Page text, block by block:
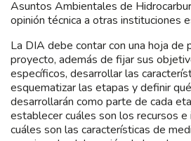
Asuntos Ambientales de
opinión técnica a otras instituciones
La DIA debe contar con una hoja de
proyecto, además de fijar sus
específicos, desarrollar las
esquematizar las etapas y definir
desarrollarán como parte de cada
establecer cuáles son los recursos e
cuáles son las características de